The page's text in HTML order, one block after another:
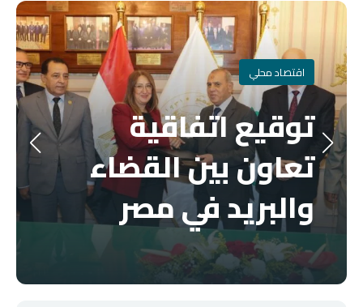
اقتصاد محلي
توقيع اتفاقية
تعاون بين القضاء
والبريد في مصر